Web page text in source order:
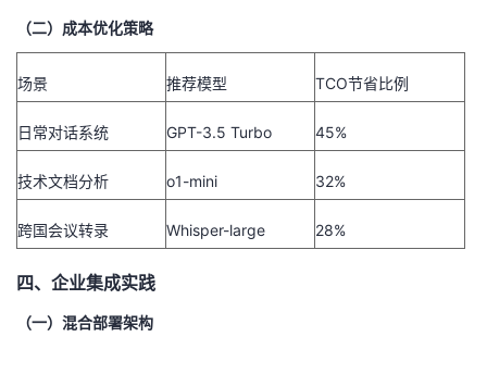
（二）成本优化策略
场景 推荐模型 TCO节省比例
日常对话系统 GPT-3.5 Turbo 45%
技术文档分析 o1-mini 32%
跨国会议转录 Whisper-large 28%
四、企业集成实践
（一）混合部署架构